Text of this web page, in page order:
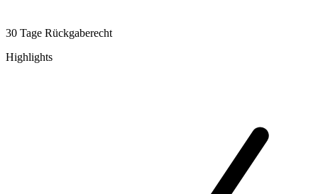
30 Tage Rückgaberecht
Highlights